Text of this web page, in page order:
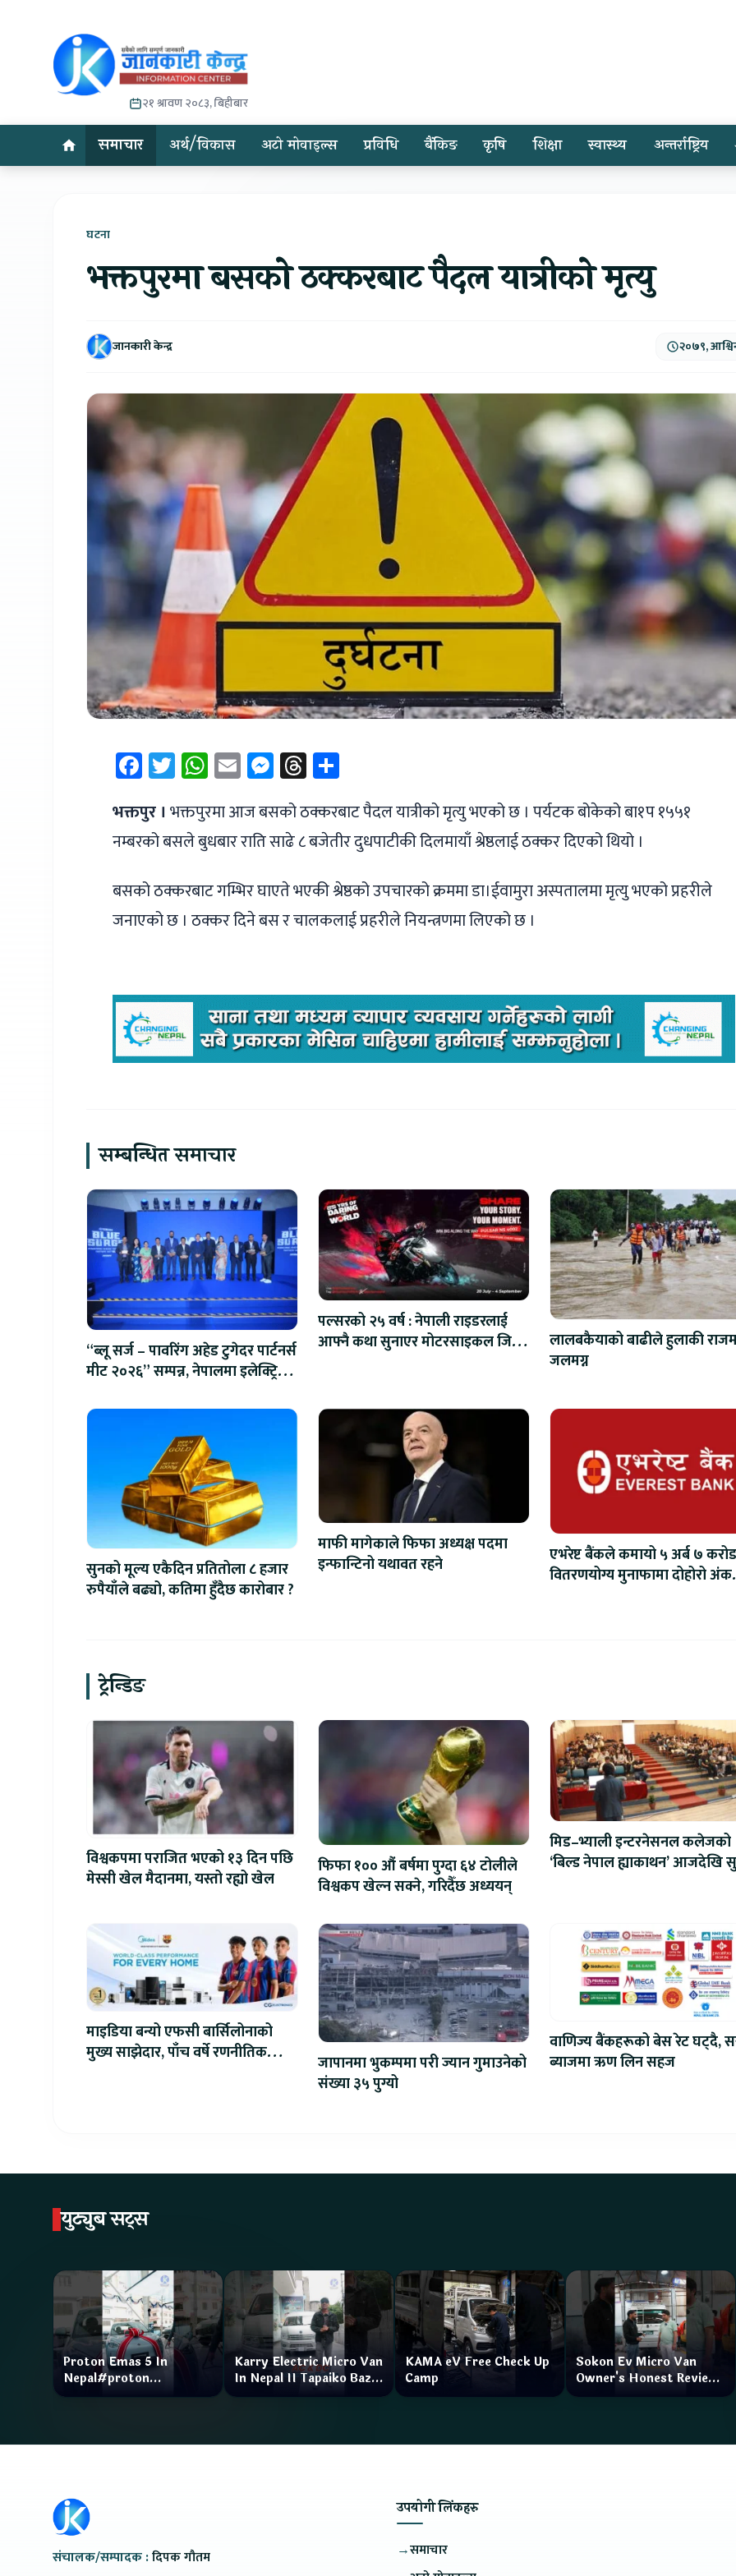
२१ श्रावण २०८३, बिहीबार
समाचार अर्थ/विकास अटो मोवाइल्स प्रविधि बैंकिङ कृषि शिक्षा स्वास्थ्य अन्तर्राष्ट्रिय
घटना
भक्तपुरमा बसको ठक्करबाट पैदल यात्रीको मृत्यु
जानकारी केन्द्र २०७९,
Facebook
Twitter
WhatsApp
EmailMessenger
Threads
भक्तपुर । भक्तपुरमा आज बसको ठक्करबाट पैदल यात्रीको मृत्यु भएको छ । पर्यटक बोकेको बा१प १५५१
नम्बरको बसले बुधबार राति साढे ८ बजेतीर दुधपाटीकी दिलमायाँ श्रेष्ठलाई ठक्कर दिएको थियो ।
बसको ठक्करबाट गम्भिर घाएते भएकी श्रेष्ठको उपचारको क्रममा डा।ईवामुरा अस्पतालमा मृत्यु भएको प्रहरीले
जनाएको छ । ठक्कर दिने बस र चालकलाई प्रहरीले नियन्त्रणमा लिएको छ ।
सम्बन्धित समाचार
“ब्लू सर्ज – पावरिंग अहेड टुगेदर पार्टनर्स
मीट २०२६” सम्पन्न, नेपालमा इलेक्ट्रिक
पल्सरको २५ वर्ष : नेपाली राइडरलाई
आफ्नै कथा सुनाएर मोटरसाइकल जित्ने
लालबकैयाको बाढीले हुलाकी
जलमग्न
सुनको मूल्य एकैदिन प्रतितोला ८ हजार
रुपैयाँले बढ्यो, कतिमा हुँदैछ कारोबार ?
माफी मागेकाले फिफा अध्यक्ष पदमा
इन्फान्टिनो यथावत रहने
एभरेष्ट बैंकले कमायो ५ अर्ब ७
वितरणयोग्य मुनाफामा दोहोरो
ट्रेन्डिङ
विश्वकपमा पराजित भएको १३ दिन पछि
मेस्सी खेल मैदानमा, यस्तो रह्यो खेल
फिफा १०० औं बर्षमा पुग्दा ६४ टोलीले
विश्वकप खेल्न सक्ने, गरिदैँछ अध्ययन्
मिड–भ्याली इन्टरनेसनल कलेजको
‘बिल्ड नेपाल ह्याकाथन’ आजदेखि
माइडिया बन्यो एफसी बार्सिलोनाको
मुख्य साझेदार, पाँच वर्षे रणनीतिक
जापानमा भुकम्पमा परी ज्यान गुमाउनेको
संख्या ३५ पुग्यो
वाणिज्य बैंकहरूको बेस रेट घट्दै,
ब्याजमा ऋण लिन सहज
युट्युब सट्स
Proton Emas 5 In
Nepal#proton
#protonemas5#protonnepal#evcarnepal
Karry Electric Micro Van
In Nepal II Tapaiko Bazar
II Jankari Kendra
KAMA eV Free Check Up
Camp
Sokon Ev Micro Van
Owner's Honest Review
How is the service?
संचालक/सम्पादक :दिपक गौतम
उपयोगी लिंकहरु
→समाचार